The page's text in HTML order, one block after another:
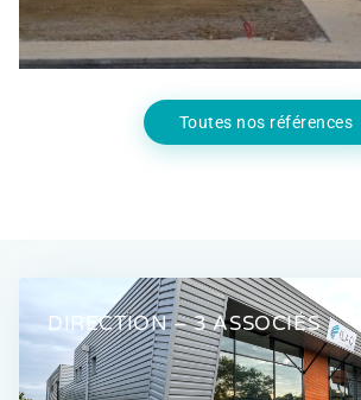
Toutes nos références
DIRECTION – 3 ASSOCIÉS